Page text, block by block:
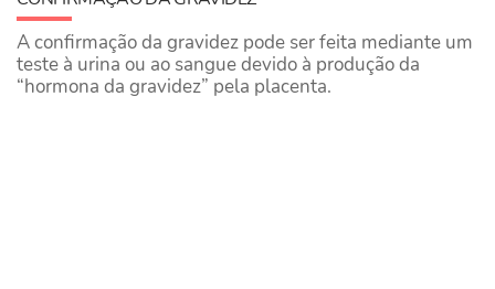
A confirmação da gravidez pode ser feita mediante um
teste à urina ou ao sangue devido à produção da
“hormona da gravidez” pela placenta.